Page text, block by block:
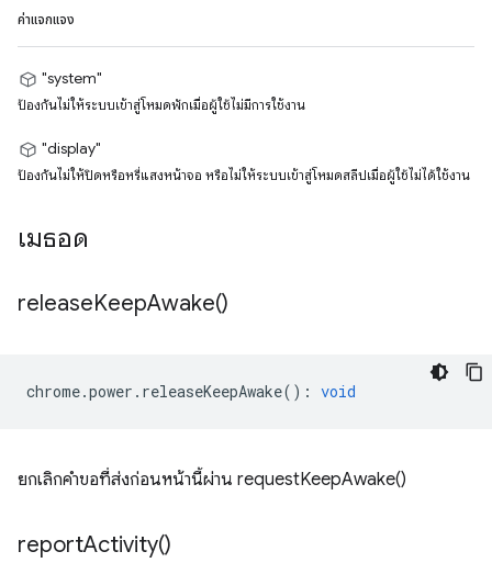
ค่าแจกแจง
"system"
ป้องกันไม่ให้ระบบเข้าสู่โหมดพักเมื่อผู้ใช้ไม่มีการใช้งาน
"display"
ป้องกันไม่ให้ปิดหรือหรี่แสงหน้าจอ หรือไม่ให้ระบบเข้าสู่โหมดสลีปเมื่อผู้ใช้ไม่ได้ใช้งาน
เมธอด
releaseKeepAwake()
chrome.power . releaseKeepAwake() : void
ยกเลิกคำขอที่ส่งก่อนหน้านี้ผ่าน requestKeepAwake()
reportActivity()